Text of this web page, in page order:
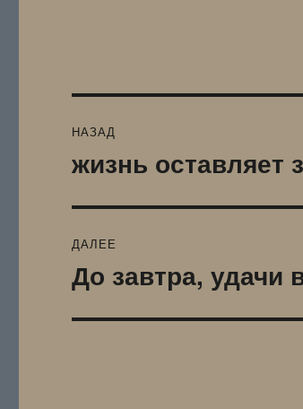
по
НАЗАД
Предыдущая
жизнь
ДАЛЕЕ
Следующая
запись:
До завтра, удачи